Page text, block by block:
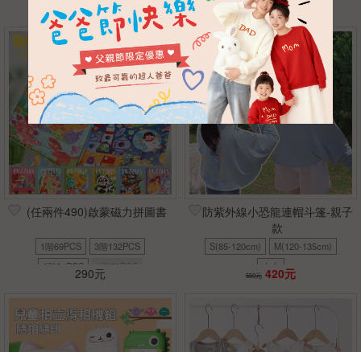
690元 590元 590元 450元
(任兩件490)啟蒙磁力拼圖書
1階69PCS
3階132PCS
2階84PCS
1階50PCS
290元
防紫外線小恐龍連帽斗篷-親子
款
S(85-120cm)
M(120-135cm)
大人
550元 420元